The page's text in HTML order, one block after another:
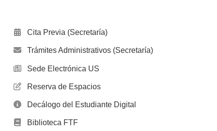
Cita Previa (Secretaría)
Trámites Administrativos (Secretaría)
Sede Electrónica US
Reserva de Espacios
Decálogo del Estudiante Digital
Biblioteca FTF